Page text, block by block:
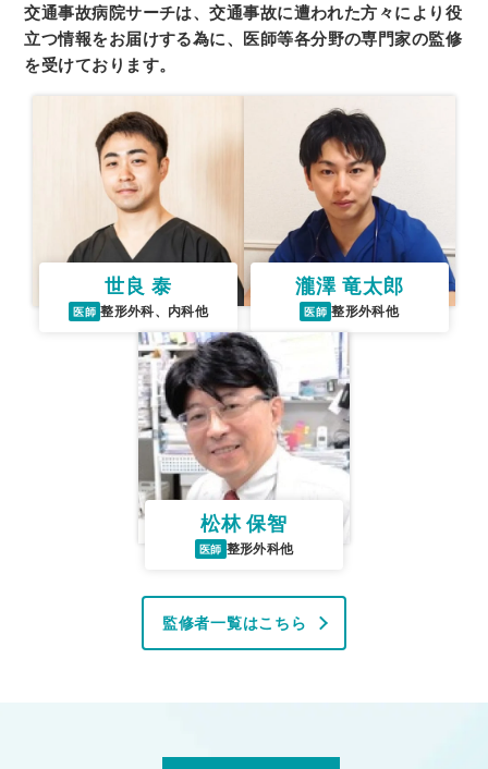
交通事故病院サーチは、交通事故に遭われた方々により役
立つ情報をお届けする為に、 医師等各分野の専門家の監修
を受けております。
世良 泰
医師 整形外科、内科他
瀧澤 竜太郎
医師 整形外科他
松林 保智
医師 整形外科他
監修者一覧はこちら